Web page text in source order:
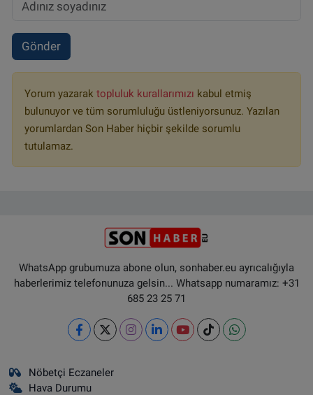
Gönder
Yorum yazarak topluluk kurallarımızı kabul etmiş
bulunuyor ve tüm sorumluluğu üstleniyorsunuz. Yazılan
yorumlardan Son Haber hiçbir şekilde sorumlu
tutulamaz.
WhatsApp grubumuza abone olun, sonhaber.eu ayrıcalığıyla
haberlerimiz telefonunuza gelsin... Whatsapp numaramız: +31
685 23 25 71
Nöbetçi Eczaneler
Hava Durumu